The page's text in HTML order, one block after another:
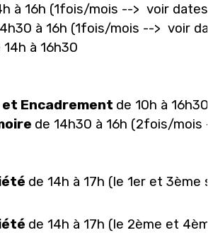
à 16h (1fois/mois --> voir dates
à 16h (1fois/mois --> voir
14h à 16h30
Encadrement de 10h à
de 14h30 à 16h (2fois/mois
de 14h à 17h (le 1er et 3ème
de 14h à 17h (le 2ème et